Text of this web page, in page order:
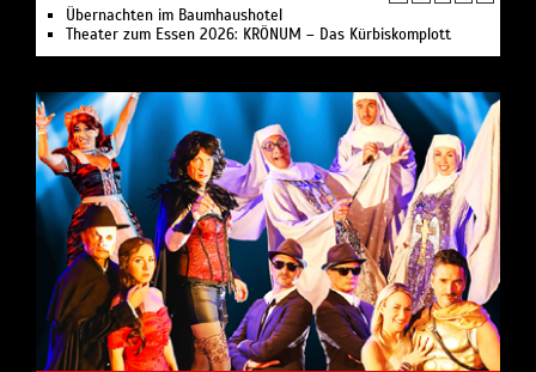
Übernachten im Baumhaushotel
Theater zum Essen 2026: KRÖNUM – Das Kürbiskomplott